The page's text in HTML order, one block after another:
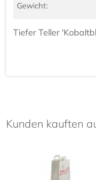
Gewicht:
Tiefer Teller
Kunden kauften